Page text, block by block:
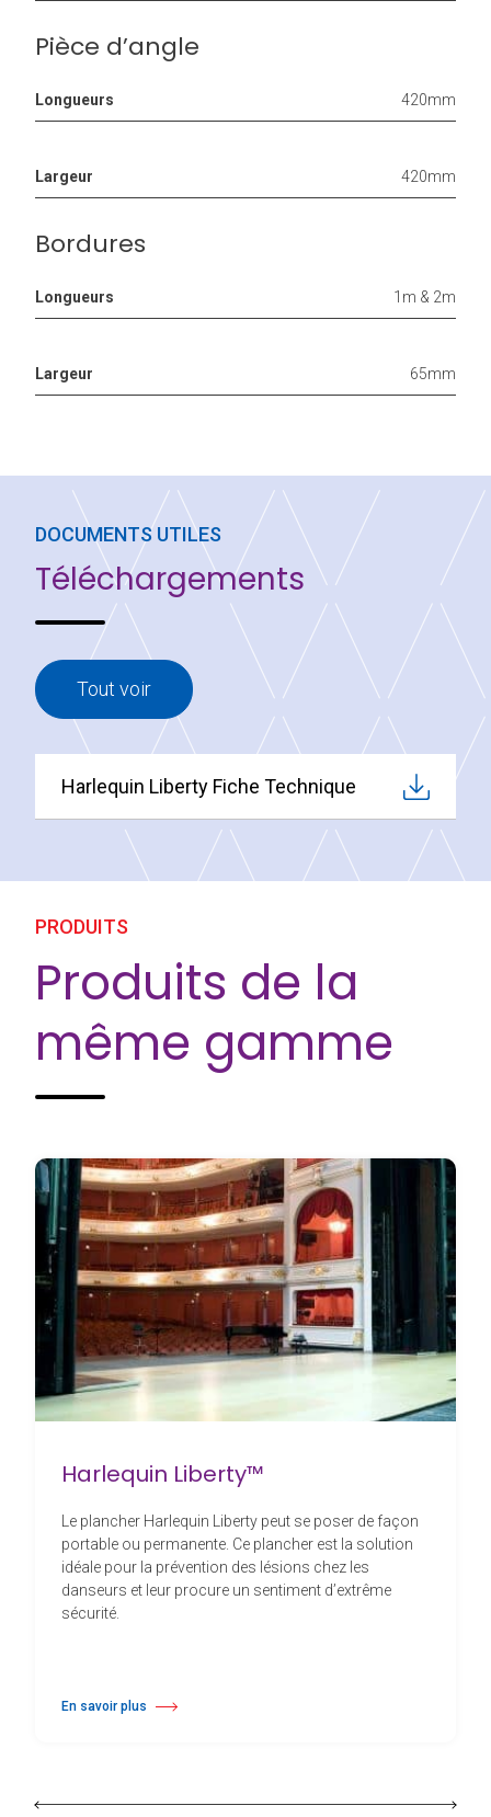
Pièce d’angle
Longueurs 420mm
Largeur 420mm
Bordures
Longueurs 1m & 2m
Largeur 65mm
DOCUMENTS UTILES
Téléchargements
Tout voir
Harlequin Liberty Fiche Technique
PRODUITS
Produits de la
même gamme
Harlequin Liberty™
Le plancher Harlequin Liberty peut se poser de façon
portable ou permanente. Ce plancher est la solution
idéale pour la prévention des lésions chez les
danseurs et leur procure un sentiment d’extrême
sécurité.
En savoir plus
à propos Harlequin Liberty™